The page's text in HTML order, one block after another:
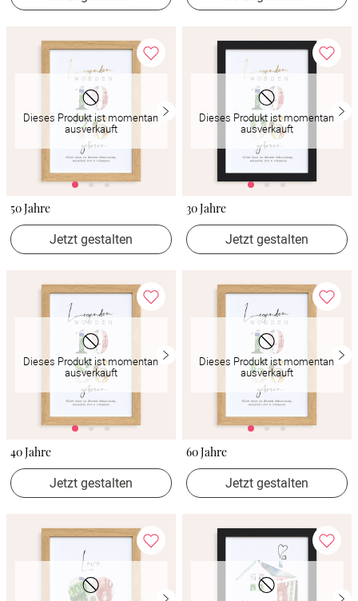
Dieses Produkt ist momentan
ausverkauft
50 Jahre
Jetzt gestalten
Dieses Produkt ist momentan
ausverkauft
30 Jahre
Jetzt gestalten
Dieses Produkt ist momentan
ausverkauft
40 Jahre
Jetzt gestalten
Dieses Produkt ist momentan
ausverkauft
60 Jahre
Jetzt gestalten